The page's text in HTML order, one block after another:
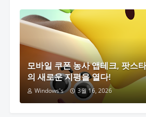
모바일 쿠폰 농사 앱테크, 팟스
의 새로운 지평을 열다!
Windows's 3월 16, 2026